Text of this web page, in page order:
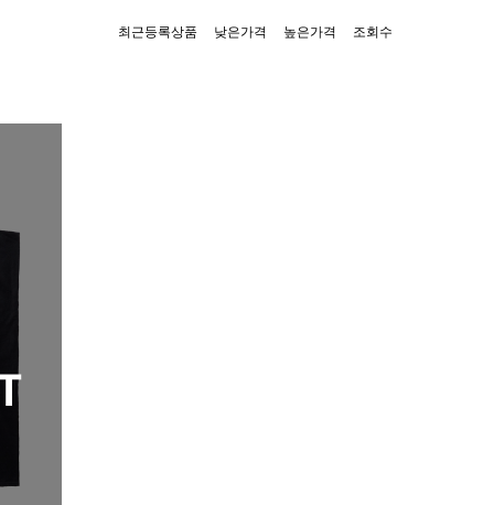
최근등록상품 낮은가격 높은가격 조회수